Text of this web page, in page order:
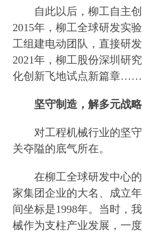
自此以后，柳工自主创
2015年，柳工全球研发实
工组建电动团队，直接研
2021年，柳工股份深圳研
化创新飞地试点新篇章……
坚守制造，解多元战
对工程机械行业的坚守
关夺隘的底气所在。
在柳工全球研发中心的
家集团企业的大名、成立
间坐标是1998年。当时，
械作为支柱产业发展，一